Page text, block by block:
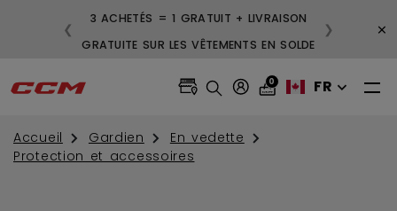
3 ACHETÉS = 1 GRATUIT + LIVRAISON
GRATUITE SUR LES VÊTEMENTS EN SOLDE
❮ ❯ ×
0 FR
Accueil Gardien
En vedette
Protection et accessoires